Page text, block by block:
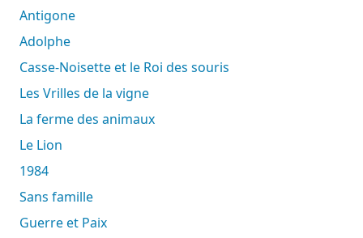
Antigone
Adolphe
Casse-Noisette et le Roi des souris
Les Vrilles de la vigne
La ferme des animaux
Le Lion
1984
Sans famille
Guerre et Paix